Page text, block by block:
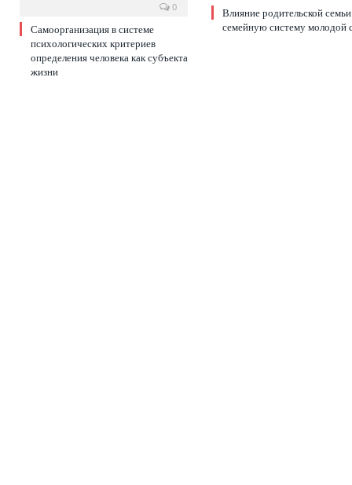
0
Самоорганизация в системе
психологических критериев
определения человека как субъекта
жизни
Влияние родительской
семейную систему молодой